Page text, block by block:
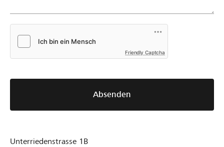
Friendly Captcha
Absenden
Unterriedenstrasse 1B